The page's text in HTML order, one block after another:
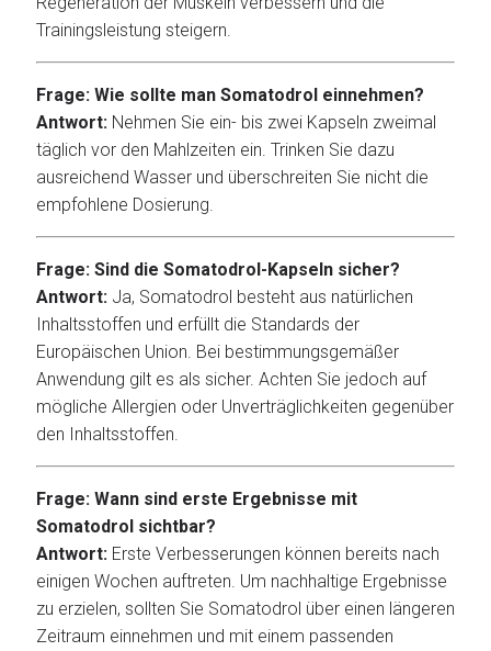
Trainingsleistung steigern.
Frage: Wie sollte man Somatodrol einnehmen?
Antwort: Nehmen Sie ein- bis zwei Kapseln zweimal
täglich vor den Mahlzeiten ein. Trinken Sie dazu
ausreichend Wasser und überschreiten Sie nicht die
empfohlene Dosierung.
Frage: Sind die Somatodrol-Kapseln sicher?
Antwort: Ja, Somatodrol besteht aus natürlichen
Inhaltsstoffen und erfüllt die Standards der
Europäischen Union. Bei bestimmungsgemäßer
Anwendung gilt es als sicher. Achten Sie jedoch auf
mögliche Allergien oder Unverträglichkeiten gegenüber
den Inhaltsstoffen.
Frage: Wann sind erste Ergebnisse mit
Somatodrol sichtbar?
Antwort: Erste Verbesserungen können bereits nach
einigen Wochen auftreten. Um nachhaltige Ergebnisse
zu erzielen, sollten Sie Somatodrol über einen längeren
Zeitraum einnehmen und mit einem passenden